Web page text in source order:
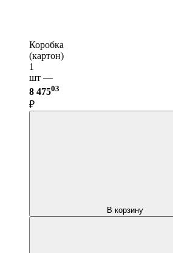
Коробка
(картон)
1
шт —
8 47503
₽
В корзину